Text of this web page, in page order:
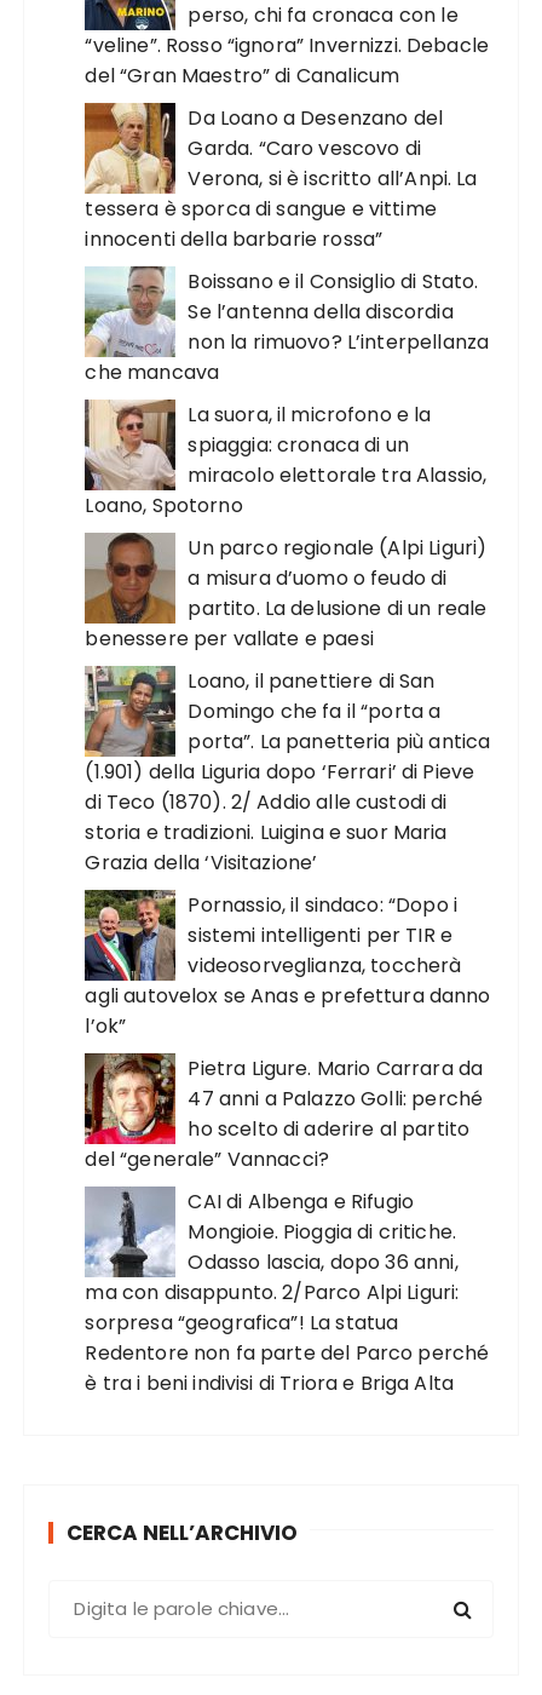
perso, chi fa cronaca con le
“veline”. Rosso “ignora” Invernizzi. Debacle
del “Gran Maestro” di Canalicum
Da Loano a Desenzano del
Garda. “Caro vescovo di
Verona, si è iscritto all’Anpi. La
tessera è sporca di sangue e vittime
innocenti della barbarie rossa”
Boissano e il Consiglio di Stato.
Se l’antenna della discordia
non la rimuovo? L’interpellanza
che mancava
La suora, il microfono e la
spiaggia: cronaca di un
miracolo elettorale tra Alassio,
Loano, Spotorno
Un parco regionale (Alpi Liguri)
a misura d’uomo o feudo di
partito. La delusione di un reale
benessere per vallate e paesi
Loano, il panettiere di San
Domingo che fa il “porta a
porta”. La panetteria più antica
(1.901) della Liguria dopo ‘Ferrari’ di Pieve
di Teco (1870). 2/ Addio alle custodi di
storia e tradizioni. Luigina e suor Maria
Grazia della ‘Visitazione’
Pornassio, il sindaco: “Dopo i
sistemi intelligenti per TIR e
videosorveglianza, toccherà
agli autovelox se Anas e prefettura danno
l’ok”
Pietra Ligure. Mario Carrara da
47 anni a Palazzo Golli: perché
ho scelto di aderire al partito
del “generale” Vannacci?
CAI di Albenga e Rifugio
Mongioie. Pioggia di critiche.
Odasso lascia, dopo 36 anni,
ma con disappunto. 2/Parco Alpi Liguri:
sorpresa “geografica”! La statua
Redentore non fa parte del Parco perché
è tra i beni indivisi di Triora e Briga Alta
CERCA NELL’ARCHIVIO